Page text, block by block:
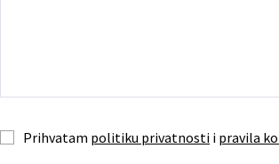
Prihvatam politiku privatnosti i pravila